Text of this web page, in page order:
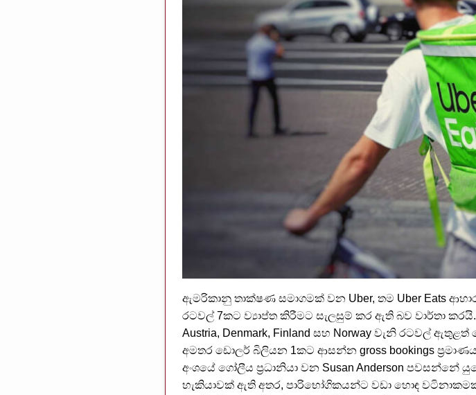
ඇමරිකානු තාක්ෂණ සමාගමක් වන Uber, තම Uber Eats
රටවල් 7කට ව්‍යාප්ත කිරීමට සැලසුම් කර ඇති බව වාර්තා කරයි.
Austria, Denmark, Finland සහ Norway වැනි රටවල්
අමතර ඩොලර් බිලියන 1කට ආසන්න gross bookings
අංශයේ ගෝලීය ප්‍රධානියා වන Susan Anderson පවසන්නේ
හැකියාවක් ඇති අතර, පාරිභෝගිකයන්ට වඩා හොඳ